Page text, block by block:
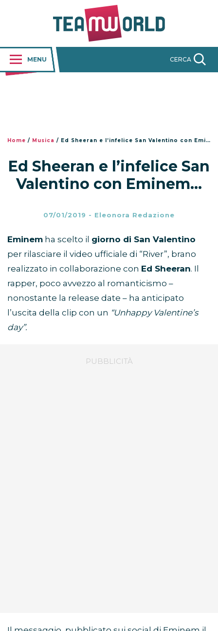
MENU CERCA
Home / Musica / Ed Sheeran e l’infelice San Valentino con Eminem…
Ed Sheeran e l’infelice San
Valentino con Eminem…
07/01/2019 - Eleonora Redazione
Eminem ha scelto il giorno di San Valentino
per rilasciare il video ufficiale di “River”, brano
realizzato in collaborazione con Ed Sheeran. Il
rapper, poco avvezzo al romanticismo –
nonostante la release date – ha anticipato
l’uscita della clip con un “Unhappy Valentine’s
day”.